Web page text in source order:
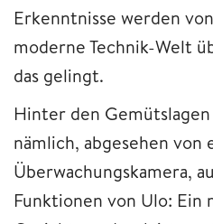
Erkenntnisse werden
moderne Technik-Welt
das gelingt.
Hinter den
nämlich, abgesehen von
Überwachungskamera,
Funktionen von Ulo: Ein